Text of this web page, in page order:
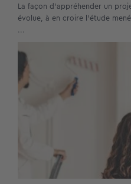
La façon d’appréhender un
évolue, à en croire l’étude
...